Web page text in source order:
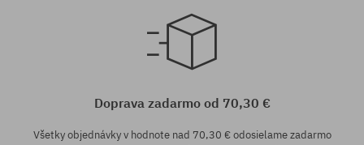
Dostupné veľkosti:
Doprava zadarmo od 70,30 €
Všetky objednávky v hodnote nad 70,30 € odosielame zadarmo